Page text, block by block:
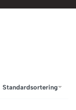
Standardsortering